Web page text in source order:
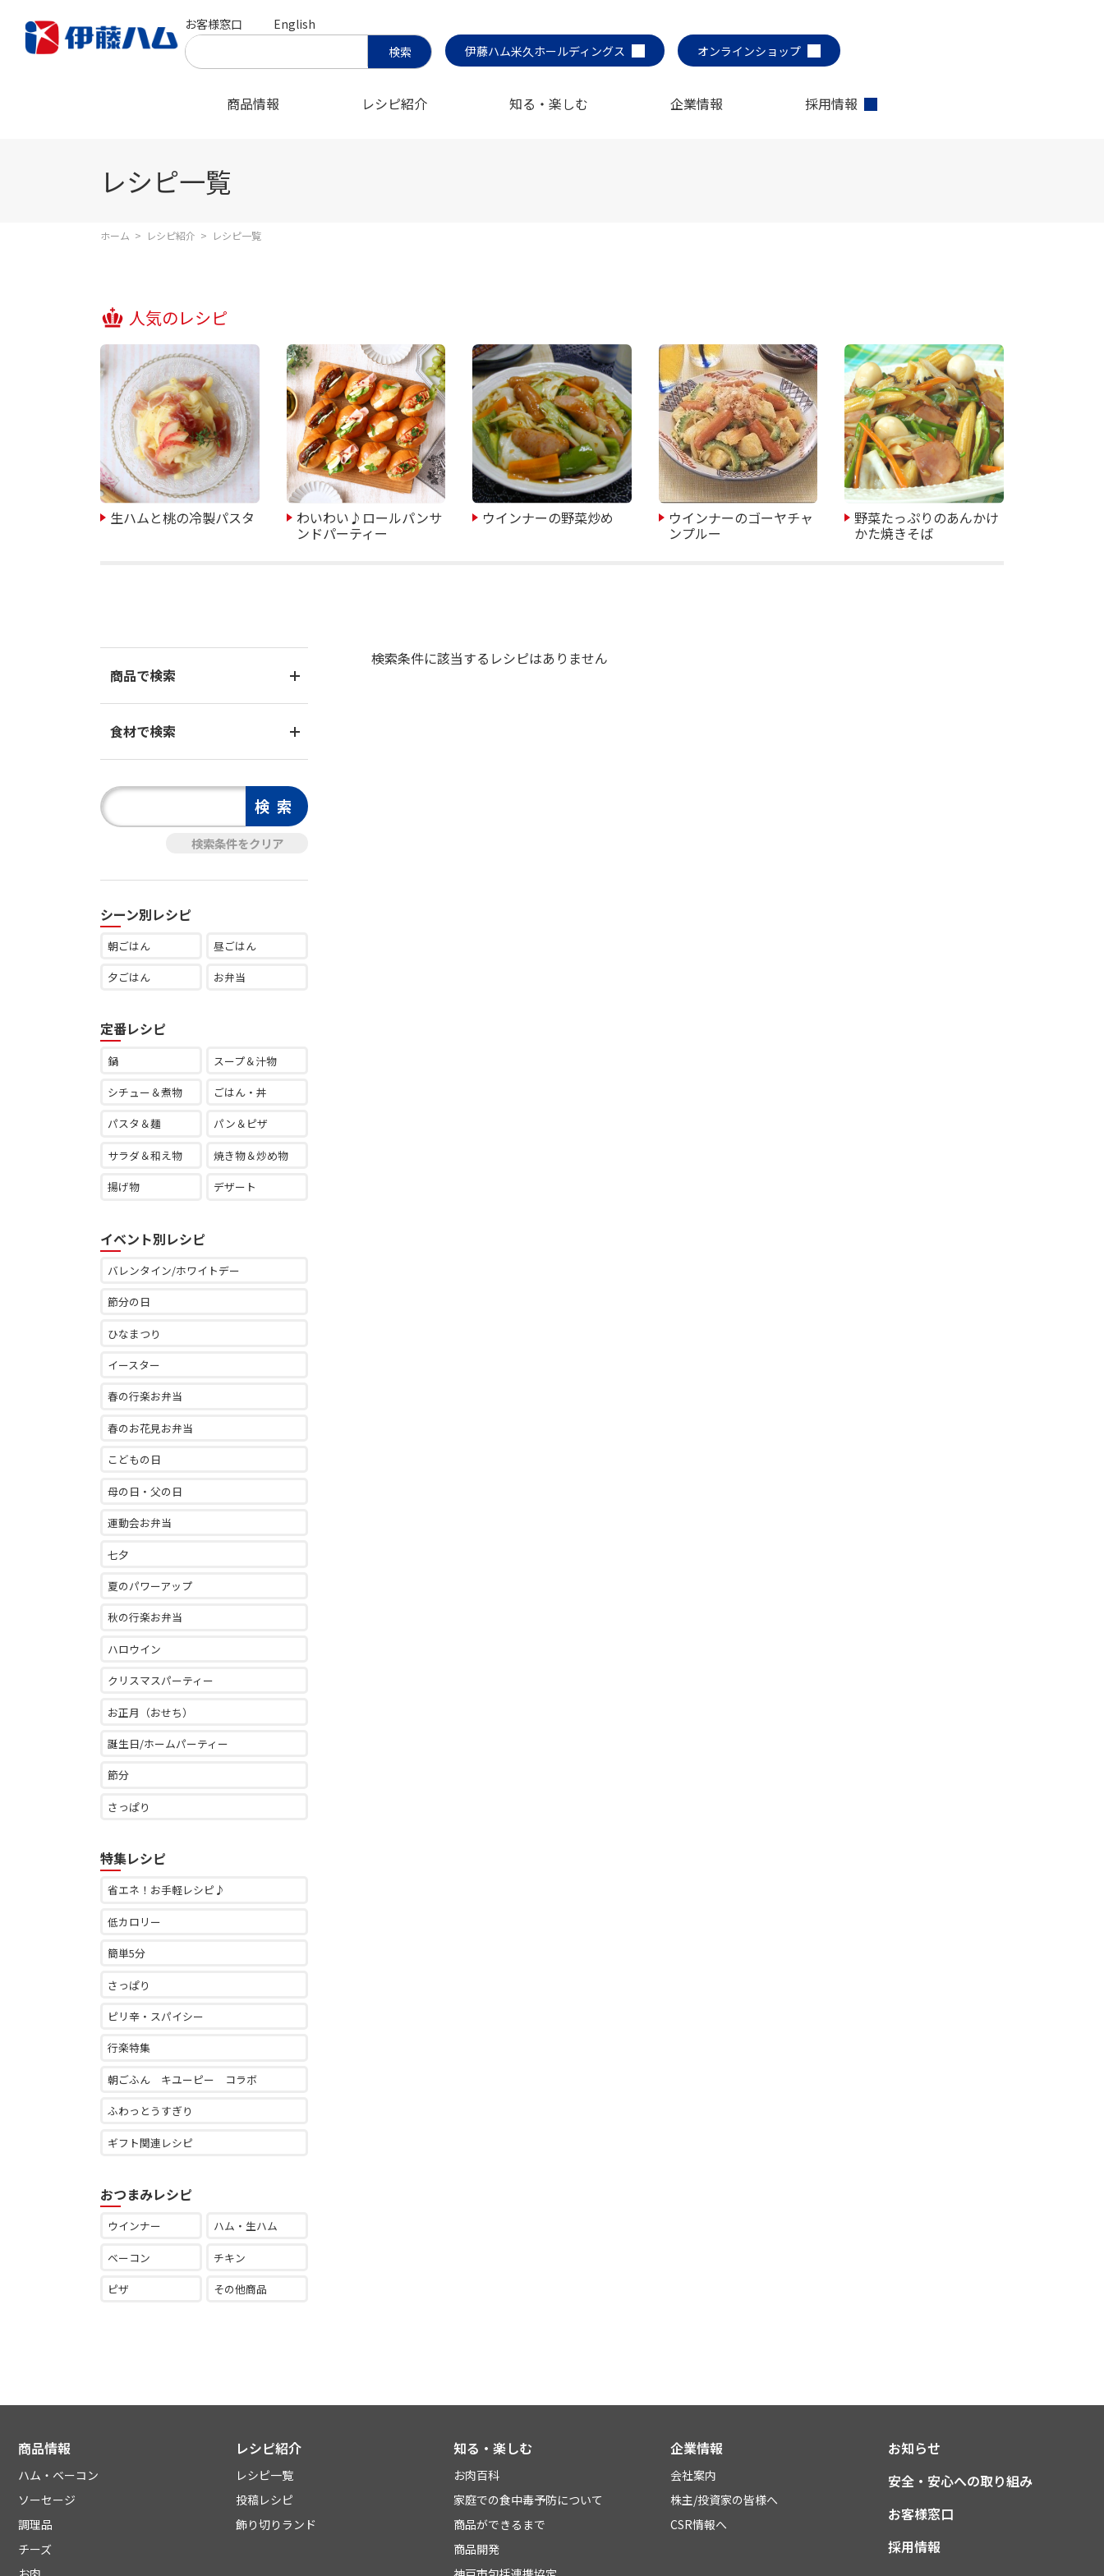
お客様窓口
English
伊藤ハム米久ホールディングス
オンラインショップ
商品情報 レシピ紹介 知る・楽しむ 企業情報 採用情報
レシピ一覧
ホーム > レシピ紹介 > レシピ一覧
人気のレシピ
生ハムと桃の冷製パスタ わいわい♪ロールパンサ
ンドパーティー
ウインナーの野菜炒め ウインナーのゴーヤチャ
ンプルー
野菜たっぷりのあんかけ
かた焼きそば
検索条件に該当するレシピはありません
商品で検索
食材で検索
シーン別レシピ
朝ごはん 昼ごはん
夕ごはん お弁当
定番レシピ
鍋 スープ＆汁物
シチュー＆煮物 ごはん・丼
パスタ＆麺 パン＆ピザ
サラダ＆和え物 焼き物＆炒め物
揚げ物 デザート
イベント別レシピ
バレンタイン/ホワイトデー
節分の日
ひなまつり
イースター
春の行楽お弁当
春のお花見お弁当
こどもの日
母の日・父の日
運動会お弁当
七夕
夏のパワーアップ
秋の行楽お弁当
ハロウイン
クリスマスパーティー
お正月（おせち）
誕生日/ホームパーティー
節分
さっぱり
特集レシピ
省エネ！お手軽レシピ♪
低カロリー
簡単5分
さっぱり
ピリ辛・スパイシー
行楽特集
朝ごふん キユーピー コラボ
ふわっとうすぎり
ギフト関連レシピ
おつまみレシピ
ウインナー ハム・生ハム
ベーコン チキン
ピザ その他商品
商品情報
ハム・ベーコン
ソーセージ
調理品
チーズ
レシピ紹介
レシピ一覧
投稿レシピ
飾り切りランド
知る・楽しむ
お肉百科
家庭での食中毒予防について
商品ができるまで
商品開発
企業情報
会社案内
株主/投資家の皆様へ
CSR情報へ
お知らせ
安全・安心への取り組み
お客様窓口
採用情報